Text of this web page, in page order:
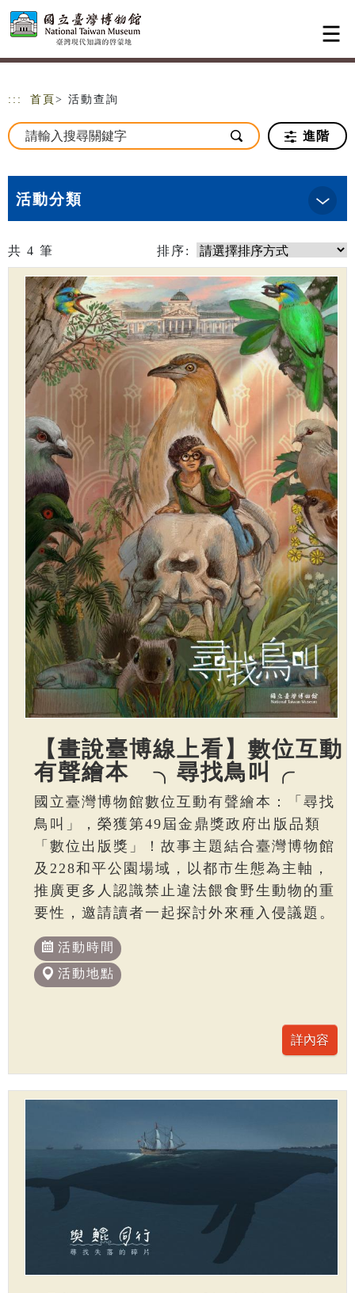
跳到主要內容
網站導覽
::: 首頁 > 活動查詢
進階
活動分類
共 4 筆 排序:
【畫說臺博線上看】數位互動
有聲繪本 ╮尋找鳥叫╭
國立臺灣博物館數位互動有聲繪本：「尋找
鳥叫」，榮獲第49屆金鼎獎政府出版品類
「數位出版獎」！故事主題結合臺灣博物館
及228和平公園場域，以都市生態為主軸，
推廣更多人認識禁止違法餵食野生動物的重
要性，邀請讀者一起探討外來種入侵議題。
活動時間
活動地點